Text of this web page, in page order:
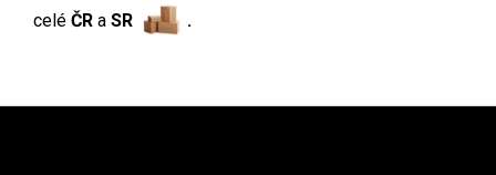
celé ČR a SR .